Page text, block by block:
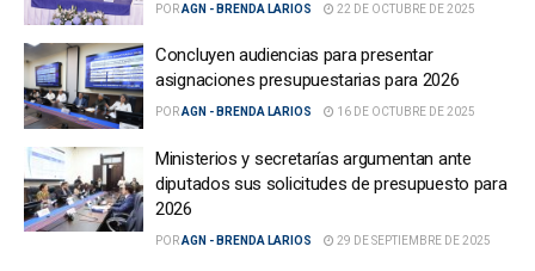
PORAGN - BRENDA LARIOS 22 DE OCTUBRE DE 2025
Concluyen audiencias para presentar
asignaciones presupuestarias para 2026
PORAGN - BRENDA LARIOS 16 DE OCTUBRE DE 2025
Ministerios y secretarías argumentan ante
diputados sus solicitudes de presupuesto para
2026
PORAGN - BRENDA LARIOS 29 DE SEPTIEMBRE DE 2025